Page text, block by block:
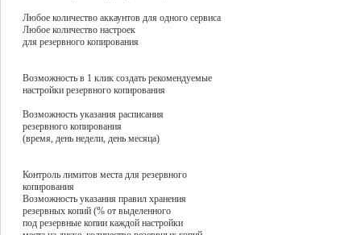
Любое количество аккаунтов для одного сервиса
Любое количество настроек
для резервного копирования
Возможность в 1 клик создать рекомендуемые
настройки резервного копирования
Возможность указания расписания
резервного копирования
(время, день недели, день месяца)
Контроль лимитов места для резервного
копирования
Возможность указания правил хранения
резервных копий (% от выделенного
под резервные копии каждой настройки